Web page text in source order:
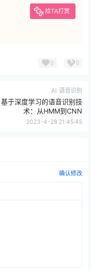
给TA打赏
0 0
AI 语音识别
基于深度学习的语音识别技
术：从HMM到CNN
2023-4-28 21:45:45
确认修改